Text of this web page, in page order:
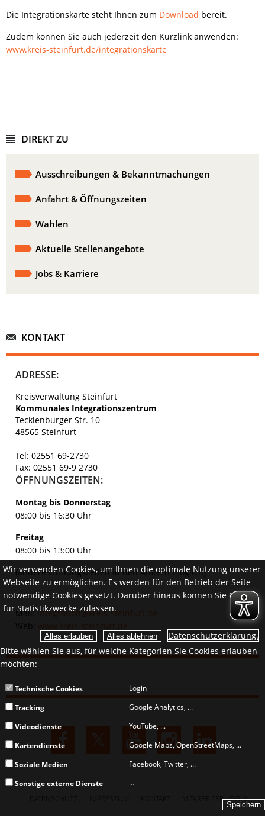
Die Integrationskarte steht Ihnen zum Download bereit.
Zudem können Sie auch jederzeit den Kurzlink anwenden:
www.kreis-steinfurt.de/integrationskarte
DIREKT ZU
Ausschreibungen & Bekanntmachungen
Anfahrt & Öffnungszeiten
Wahlen
Aktuelle Stellenangebote
Jobs & Karriere
KONTAKT
ADRESSE:
Kreisverwaltung Steinfurt
Kommunales Integrationszentrum
Tecklenburger Str. 10
48565 Steinfurt
Tel: 02551 69-2730
Fax: 02551 69-9 2730
ÖFFNUNGSZEITEN:
Montag bis Donnerstag
08:00 bis 16:30 Uhr
Freitag
08:00 bis 13:00 Uhr
(andere Öffnungszeiten in den Ämtern möglich)
Mail:integration@kreis-steinfurt.de
Web:
MITARBEITER-LOGIN
Wir verwenden Cookies, um Ihnen die optimale Nutzung unserer
Webseite zu ermöglichen. Es werden für den Betrieb der Seite
notwendige Cookies gesetzt. Darüber hinaus können Sie Cookies
für Statistikzwecke zulassen.
Datenschutzerklärung.
Bitte wählen Sie aus, für welche Kategorien Sie Cookies erlauben
möchten:
Technische Cookies
Login
Tracking
Google Analytics, ...
Videodienste
YouTube, ...
Kartendienste
Google Maps, OpenStreetMaps, ...
Soziale Medien
Facebook, Twitter, ...
Sonstige externe Dienste
...